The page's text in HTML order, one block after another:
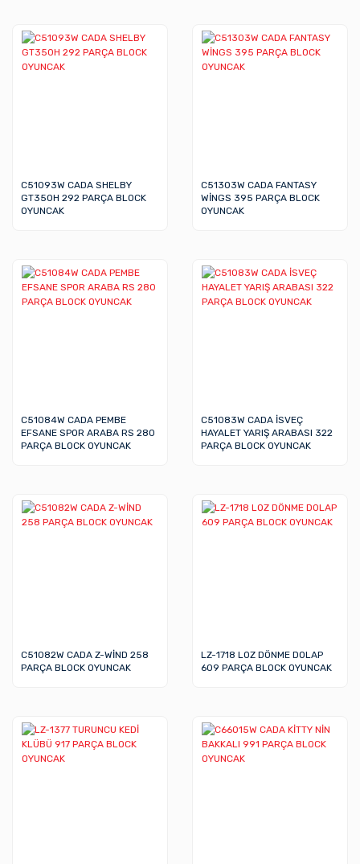
C51093W CADA SHELBY
GT350H 292 PARÇA BLOCK
OYUNCAK
C51303W CADA FANTASY
WİNGS 395 PARÇA BLOCK
OYUNCAK
C51084W CADA PEMBE
EFSANE SPOR ARABA RS 280
PARÇA BLOCK OYUNCAK
C51083W CADA İSVEÇ
HAYALET YARIŞ ARABASI 322
PARÇA BLOCK OYUNCAK
C51082W CADA Z-WİND 258
PARÇA BLOCK OYUNCAK
LZ-1718 LOZ DÖNME DOLAP
609 PARÇA BLOCK OYUNCAK